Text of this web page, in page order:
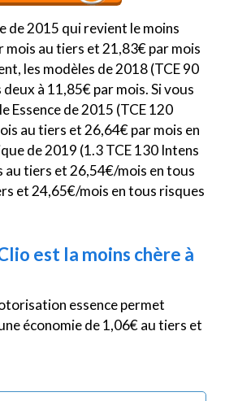
de 2015 qui revient le moins
mois au tiers et 21,83€ par mois
les modèles de 2018 (TCE 90
à 11,85€ par mois. Si vous
Essence de 2015 (TCE 120
au tiers et 26,64€ par mois en
de 2019 (1.3 TCE 130 Intens
tiers et 26,54€/mois en tous
et 24,65€/mois en tous risques
est la moins chère à
essence permet
économie de 1,06€ au tiers et